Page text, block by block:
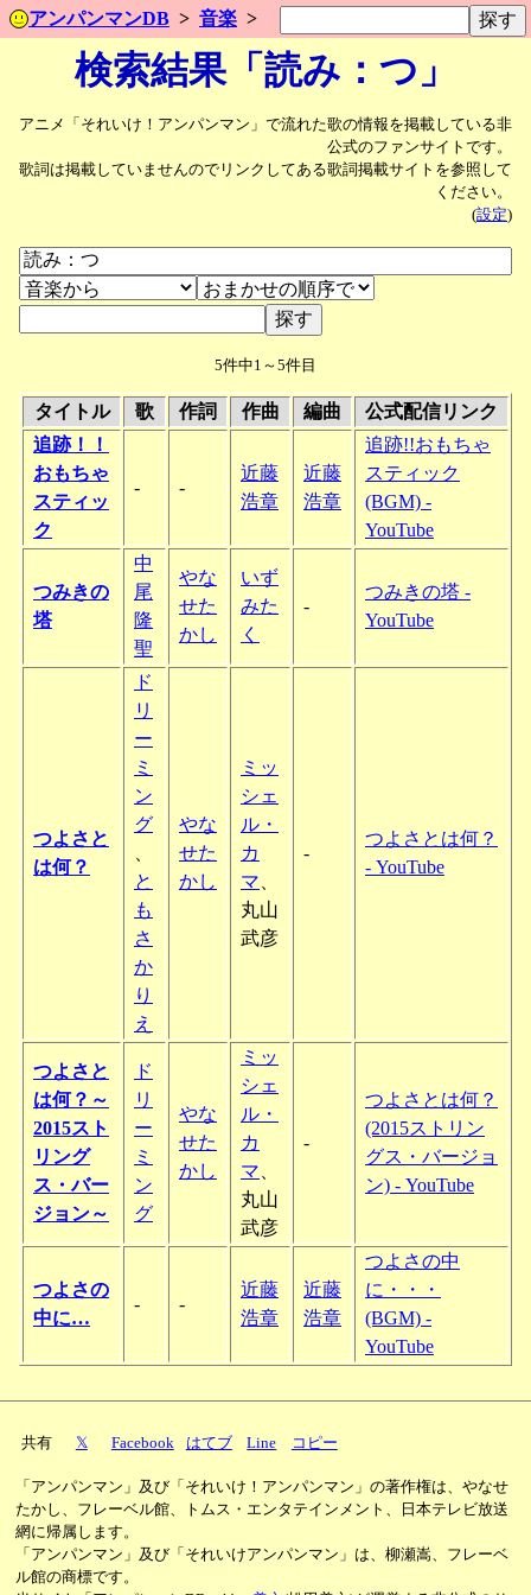
アンパンマンDB 音楽
検索結果「読み：つ」
アニメ「それいけ！アンパンマン」で流れた歌の情報を掲載している非
公式のファンサイトです。
歌詞は掲載していませんのでリンクしてある歌詞掲載サイトを参照して
ください。
(設定)
5件中1～5件目
タイトル 歌 作詞 作曲 編曲
公式配信リンク
追跡！！
おもちゃ
スティッ
ク
- -
近藤
浩章
近藤
浩章
追跡!!おもちゃ
スティック
(BGM) -
YouTube
つみきの
塔
中
尾
隆
聖
やな
せた
かし
いず
みた
く
-
つみきの塔 -
YouTube
つよさと
は何？
ド
リ
ー
ミ
ン
グ
と
も
さ
か
り
え
やな
せた
かし
ミッ
シェ
ル・
カ
マ
丸山
武彦
-
つよさとは何？
- YouTube
つよさと
は何？～
2015スト
リング
ス・バー
ジョン～
ド
リ
ー
ミ
ン
グ
やな
せた
かし
ミッ
シェ
ル・
カ
マ
丸山
武彦
-
つよさとは何？
(2015ストリン
グス・バージョ
ン) - YouTube
つよさの
中に…
- -
近藤
浩章
近藤
浩章
つよさの中
に・・・
(BGM) -
YouTube
共有 𝕏 Facebook はてブ Line コピー
「アンパンマン」及び「それいけ！アンパンマン」の著作権は、やなせ
たかし、フレーベル館、トムス・エンタテインメント、日本テレビ放送
網に帰属します。
「アンパンマン」及び「それいけアンパンマン」は、柳瀬嵩、フレーベ
ル館の商標です。